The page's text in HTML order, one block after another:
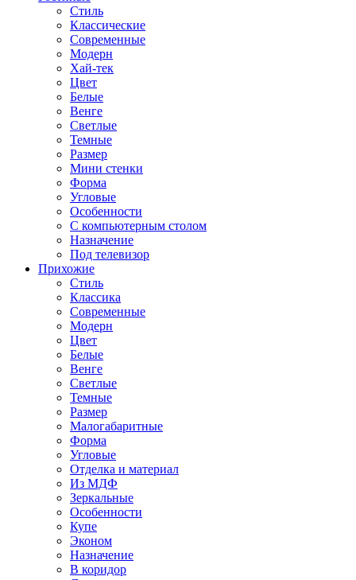
Стиль
Классические
Современные
Модерн
Хай-тек
Цвет
Белые
Венге
Светлые
Темные
Размер
Мини стенки
Форма
Угловые
Особенности
С компьютерным столом
Назначение
Под телевизор
Прихожие
Стиль
Классика
Современные
Модерн
Цвет
Белые
Венге
Светлые
Темные
Размер
Малогабаритные
Форма
Угловые
Отделка и материал
Из МДФ
Зеркальные
Особенности
Купе
Эконом
Назначение
В коридор